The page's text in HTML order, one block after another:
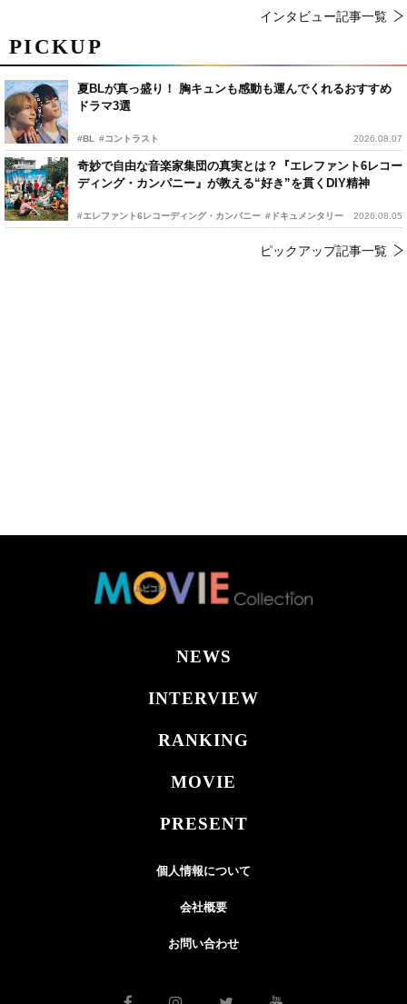
PICKUP
夏BLが真っ盛り！ 胸キュンも感動も運んでくれるおすすめ
ドラマ3選
#BL #コントラスト 2026.08.07
奇妙で自由な音楽家集団の真実とは？『エレファント6レコー
ディング・カンパニー』が教える“好き”を貫くDIY精神
#エレファント6レコーディング・カンパニー #ドキュメンタリー 2026.08.05
ピックアップ記事一覧
インタビュー記事一覧
NEWS
INTERVIEW
RANKING
MOVIE
PRESENT
個人情報について
会社概要
お問い合わせ